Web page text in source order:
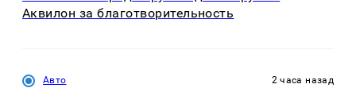
Аквилон за благотворительность
Авто 2 часа назад